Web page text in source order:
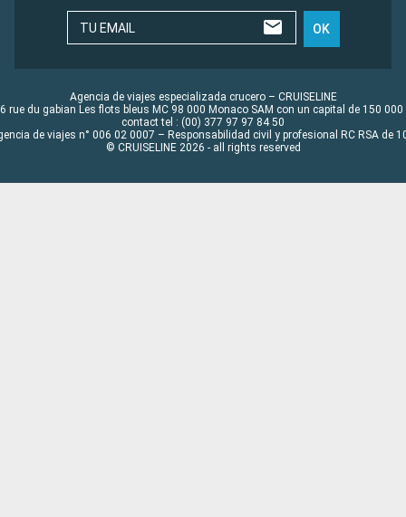
TU EMAIL OK
Agencia de viajes especializada crucero – CRUISELINE
rue du gabian Les flots bleus MC 98 000 Monaco SAM con un capital de 150 000
contact tel : (00) 377 97 97 84 50
de viajes n° 006 02 0007 – Responsabilidad civil y profesional RC RSA de
© CRUISELINE 2026 - all rights reserved